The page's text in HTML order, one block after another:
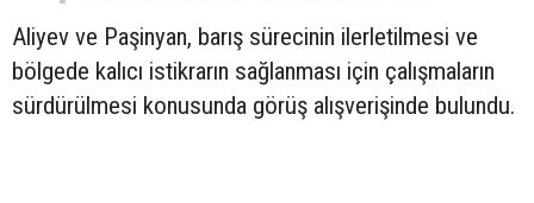
Aliyev ve Paşinyan, barış sürecinin ilerletilmesi ve
bölgede kalıcı istikrarın sağlanması için çalışmaların
sürdürülmesi konusunda görüş alışverişinde bulundu.